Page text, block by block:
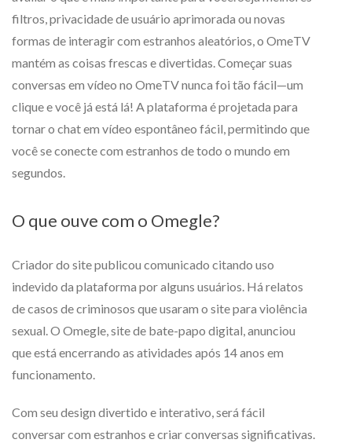
filtros, privacidade de usuário aprimorada ou novas
formas de interagir com estranhos aleatórios, o OmeTV
mantém as coisas frescas e divertidas. Começar suas
conversas em vídeo no OmeTV nunca foi tão fácil—um
clique e você já está lá! A plataforma é projetada para
tornar o chat em vídeo espontâneo fácil, permitindo que
você se conecte com estranhos de todo o mundo em
segundos.
O que ouve com o Omegle?
Criador do site publicou comunicado citando uso
indevido da plataforma por alguns usuários. Há relatos
de casos de criminosos que usaram o site para violência
sexual. O Omegle, site de bate-papo digital, anunciou
que está encerrando as atividades após 14 anos em
funcionamento.
Com seu design divertido e interativo, será fácil
conversar com estranhos e criar conversas significativas.